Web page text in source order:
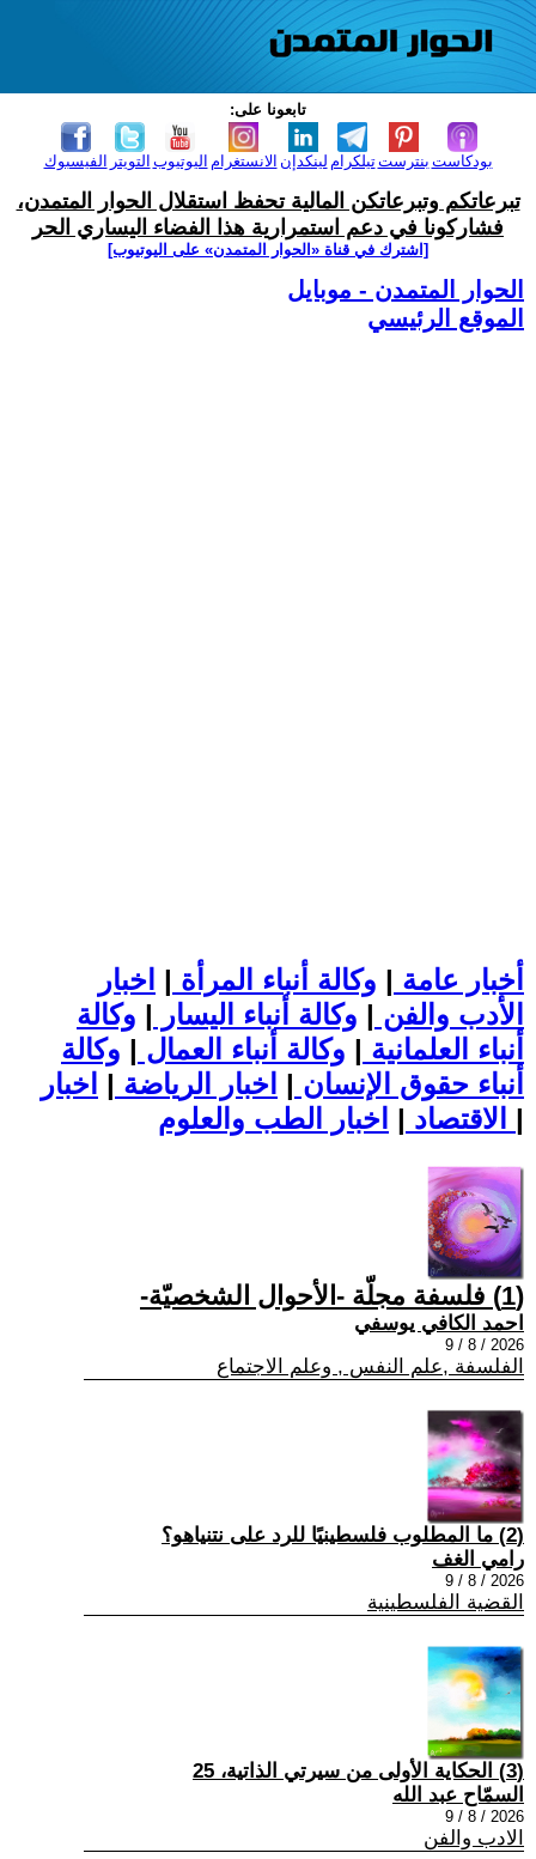
تابعونا على:
الفيسبوك التويتر اليوتيوب الانستغرام لينكدإن تيلكرامبنترست بودكاست
تبرعاتكم وتبرعاتكن المالية تحفظ استقلال الحوار المتمدن،
فشاركونا في دعم استمرارية هذا الفضاء اليساري الحر
[اشترك في قناة ‫«الحوار المتمدن» على اليوتيوب]
الحوار المتمدن - موبايل
الموقع الرئيسي
أخبار عامة | وكالة أنباء المرأة | اخبار
الأدب والفن | وكالة أنباء اليسار | وكالة
أنباء العلمانية | وكالة أنباء العمال | وكالة
أنباء حقوق الإنسان | اخبار الرياضة | اخبار
الاقتصاد | |
(1) فلسفة مجلّة -الأحوال الشخصيّة-
احمد الكافي يوسفي
2026 / 8 / 9
الفلسفة ,علم النفس , وعلم الاجتماع
(2) ما المطلوب فلسطينيًا للرد على نتنياهو؟
رامي الغف
2026 / 8 / 9
القضية الفلسطينية
(3) الحكاية الأولى من سيرتي الذاتية، 25
السمّاح عبد الله
2026 / 8 / 9
الادب والفن